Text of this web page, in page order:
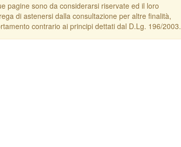
pagine sono da considerarsi riservate ed il loro
di astenersi dalla consultazione per altre finalità,
contrario ai principi dettati dal D.Lg. 196/2003.